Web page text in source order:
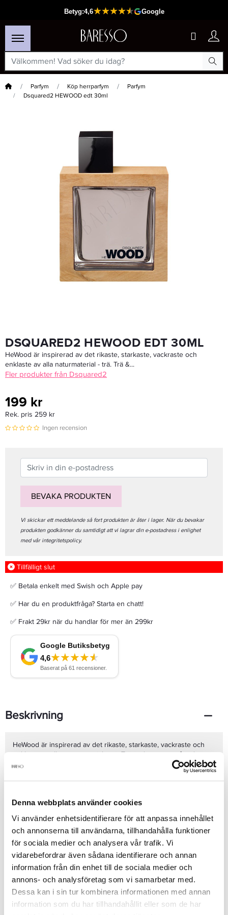
Denna webbplats använder cookies
Vi använder enhetsidentifierare för att anpassa innehållet
och annonserna till användarna, tillhandahålla funktioner
för sociala medier och analysera vår trafik. Vi
vidarebefordrar även sådana identifierare och annan
information från din enhet till de sociala medier och
annons- och analysföretag som vi samarbetar med.
Dessa kan i sin tur kombinera informationen med annan
information som du har tillhandahållit eller som de har
Hem Parfym Köp herrparfym
Parfym
Dsquared2 HEWOOD edt 30ml
Afnan Supremacy Collector's Edition Edp 100ml
Rek. pris 799 kr 675 kr
DSQUARED2 HEWOOD EDT 30ML
HeWood är inspirerad av det rikaste, starkaste, vackraste och
enklaste av alla naturmaterial - trä. Trä &...
Fler produkter från Dsquared2
199 kr
Rek. pris 259 kr
Ingen recension
BEVAKA PRODUKTEN
Vi skickar ett meddelande så fort produkten är åter i lager. När du bevakar
produkten godkänner du samtidigt att vi lagrar din e-postadress i enlighet
med vår integritetspolicy.
Tillfälligt slut
✅ Betala enkelt med Swish och Apple pay
✅ Har du en produktfråga? Starta en chatt!
✅ Frakt 29kr när du handlar för mer än 299kr
Beskrivning
HeWood är inspirerad av det rikaste, starkaste, vackraste och
enklaste av alla naturmaterial - trä. Trä är det genomgående
elementet i doften, förpackningen, flaskan och namnet. Dean
och Dan (grundarna bakom Dsquared2) tillägnar doften till den
moderna mannen vars dröm är att i naturen finna frihet och
upphöjer och intensifierar den fyrkantiga flaskan. Tack vare
träets unika färgton och ådring så är varje flaska unik.Doften är
en aromatisk alkemi av starka naturelement. Dean och Dan har
valt harmoniserande doftnoter från luft, vatten och trä som för
dem symboliserar kreativ frihet och sitt älskade hemland
Kanada.
Se mer
Produktdetaljer
Recensioner